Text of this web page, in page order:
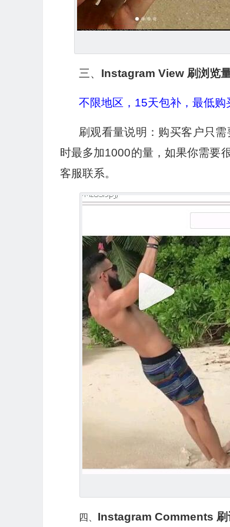
三、 Instagram View 刷浏览
不限地区，15天包补，最低
刷观看量说明：购买客户只
时最多加1000的量，如果你需要
客服联系。
四、 Instagram Comments 刷